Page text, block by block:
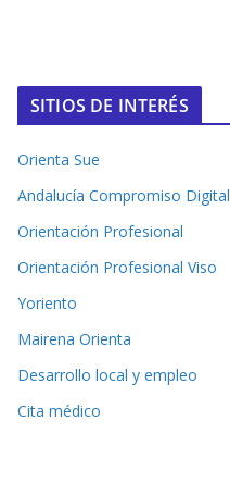
SITIOS DE INTERÉS
Orienta Sue
Andalucía Compromiso Digital
Orientación Profesional
Orientación Profesional Viso
Yoriento
Mairena Orienta
Desarrollo local y empleo
Cita médico